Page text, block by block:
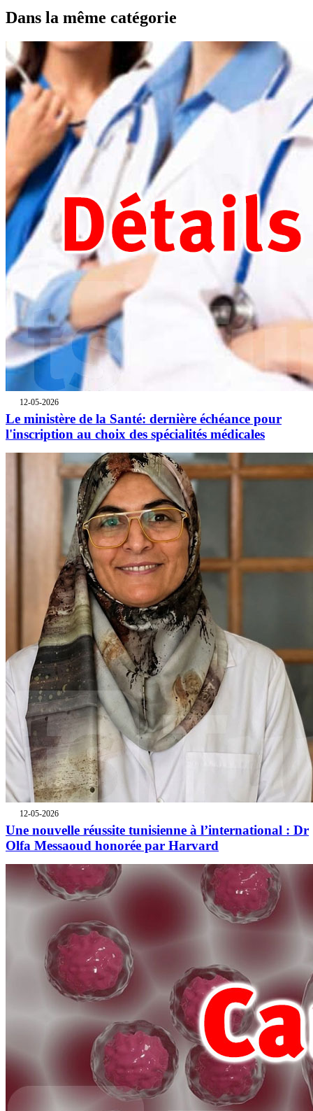
Dans la même catégorie
12-05-2026
Le ministère de la Santé: dernière échéance pour
l'inscription au choix des spécialités médicales
12-05-2026
Une nouvelle réussite tunisienne à l’international : Dr
Olfa Messaoud honorée par Harvard